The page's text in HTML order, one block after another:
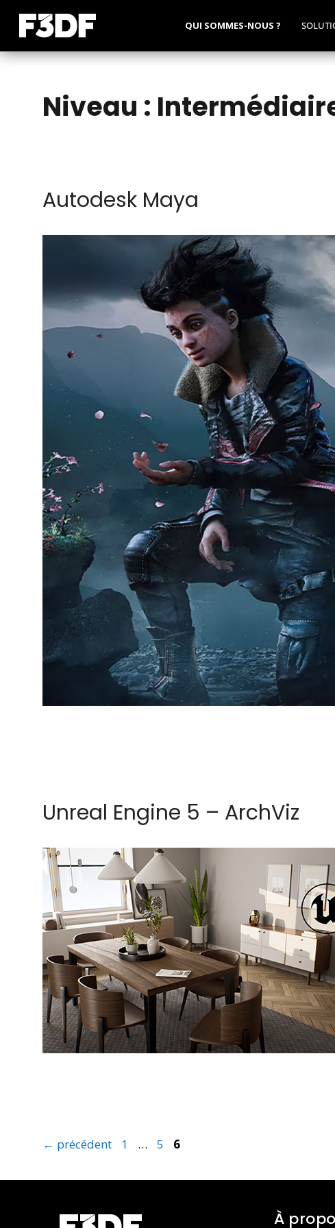
QUI SOMMES-NOUS ?
Niveau :
Autodesk Maya
Unreal Engine 5 – ArchViz
← précédent 1 … 5 6
À